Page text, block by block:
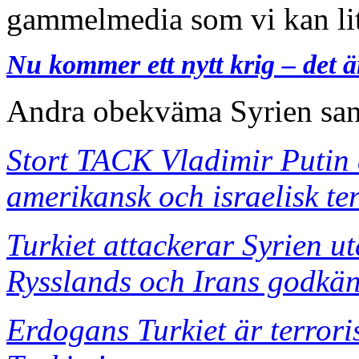
gammelmedia som vi kan
Nu kommer ett nytt krig – det
Andra obekväma Syrien
Stort TACK Vladimir
amerikansk och israelisk
Turkiet attackerar Syrien
Rysslands och Irans
Erdogans Turkiet är